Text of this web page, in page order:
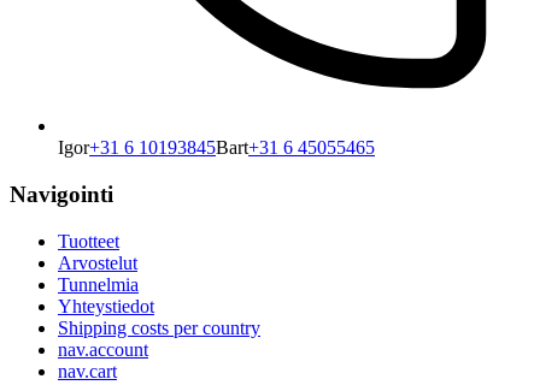
Igor+31 6 10193845Bart+31 6 45055465
Navigointi
Tuotteet
Arvostelut
Tunnelmia
Yhteystiedot
Shipping costs per country
nav.account
nav.cart